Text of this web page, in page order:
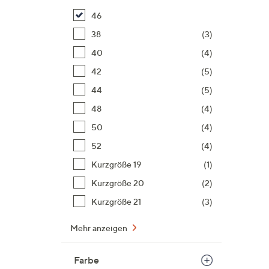
46
38
(3)
40
(4)
42
(5)
44
(5)
48
(4)
50
(4)
52
(4)
Kurzgröße 19
(1)
Kurzgröße 20
(2)
Kurzgröße 21
(3)
Mehr anzeigen
Farbe